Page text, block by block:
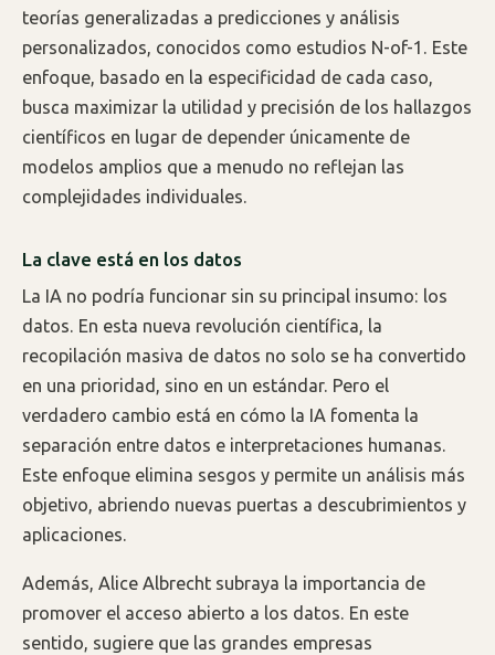
teorías generalizadas a predicciones y análisis
personalizados, conocidos como estudios N-of-1. Este
enfoque, basado en la especificidad de cada caso,
busca maximizar la utilidad y precisión de los hallazgos
científicos en lugar de depender únicamente de
modelos amplios que a menudo no reflejan las
complejidades individuales.
La clave está en los datos
La IA no podría funcionar sin su principal insumo: los
datos. En esta nueva revolución científica, la
recopilación masiva de datos no solo se ha convertido
en una prioridad, sino en un estándar. Pero el
verdadero cambio está en cómo la IA fomenta la
separación entre datos e interpretaciones humanas.
Este enfoque elimina sesgos y permite un análisis más
objetivo, abriendo nuevas puertas a descubrimientos y
aplicaciones.
Además, Alice Albrecht subraya la importancia de
promover el acceso abierto a los datos. En este
sentido, sugiere que las grandes empresas